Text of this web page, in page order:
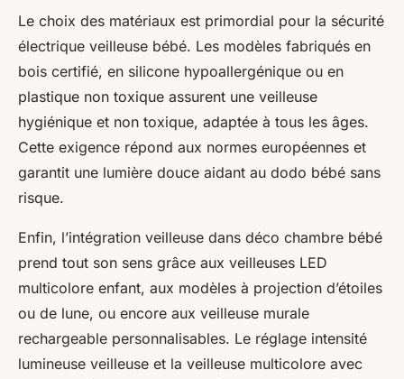
Le choix des matériaux est primordial pour la sécurité
électrique veilleuse bébé. Les modèles fabriqués en
bois certifié, en silicone hypoallergénique ou en
plastique non toxique assurent une veilleuse
hygiénique et non toxique, adaptée à tous les âges.
Cette exigence répond aux normes européennes et
garantit une lumière douce aidant au dodo bébé sans
risque.
Enfin, l’intégration veilleuse dans déco chambre bébé
prend tout son sens grâce aux veilleuses LED
multicolore enfant, aux modèles à projection d’étoiles
ou de lune, ou encore aux veilleuse murale
rechargeable personnalisables. Le réglage intensité
lumineuse veilleuse et la veilleuse multicolore avec